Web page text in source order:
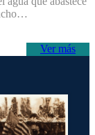
Ver más